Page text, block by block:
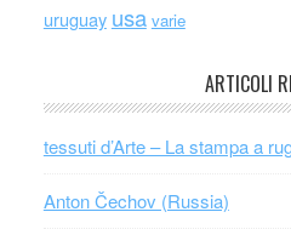
uruguay usa varie
ARTICOLI
tessuti d’Arte – La stampa a
Anton Čechov (Russia)